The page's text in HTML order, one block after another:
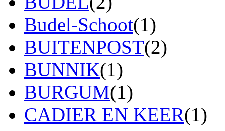
Budel-Schoot(1)
BUITENPOST(2)
BUNNIK(1)
BURGUM(1)
CADIER EN KEER(1)